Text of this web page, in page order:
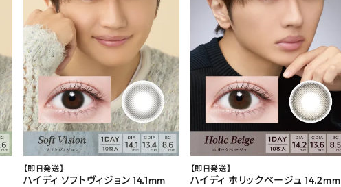
【即日発送】
ハイディ ソフトヴィジョン 14.1mm
【即日発送】
ハイディ ホリックベージュ 14.2mm